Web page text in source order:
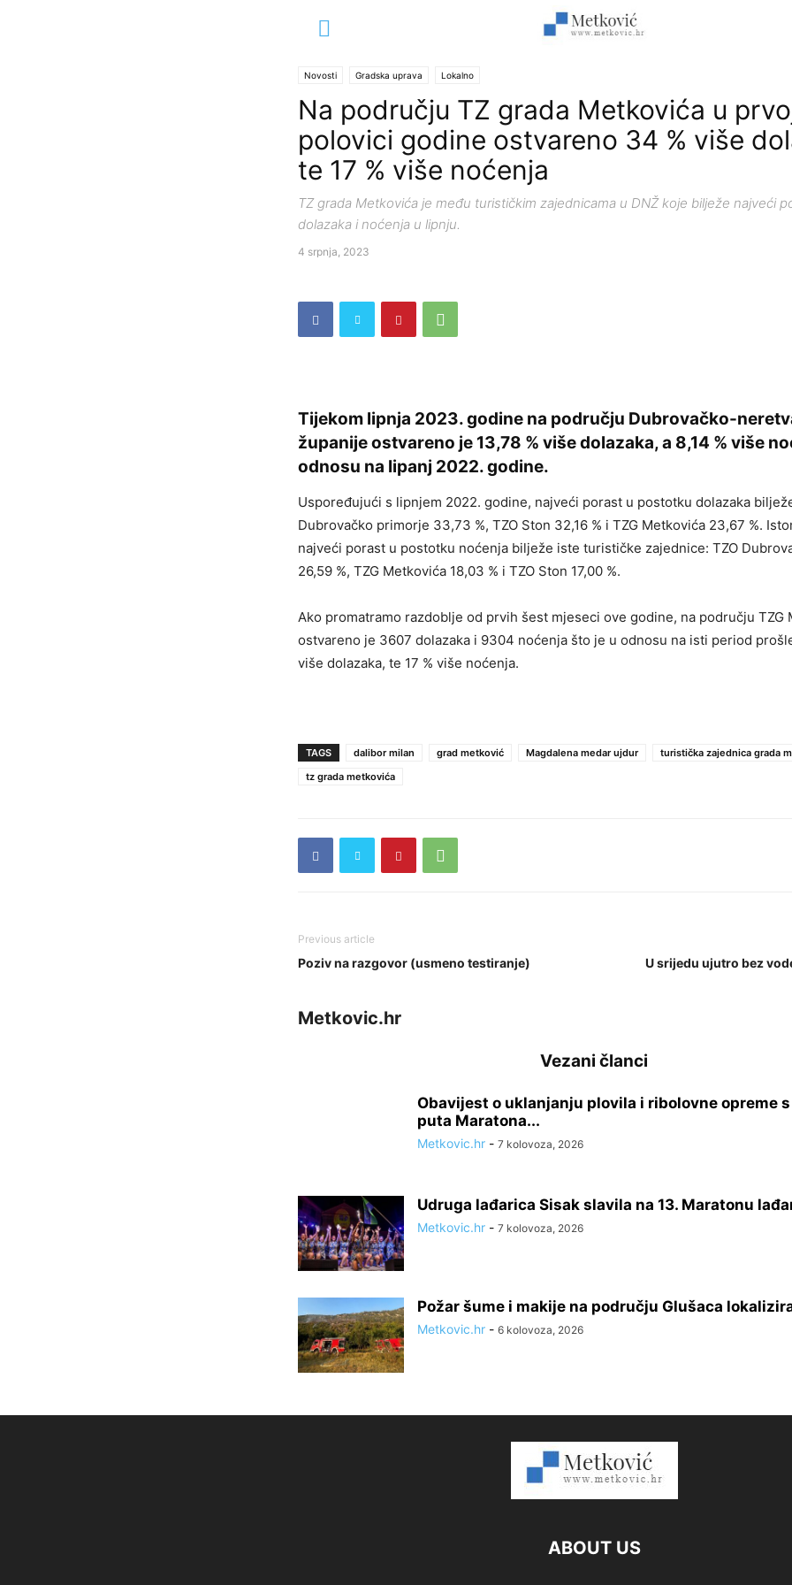
Novosti Gradska uprava Lokalno
Na području TZ grada Metkovića u
polovici godine ostvareno 34 % više
te 17 % više noćenja
TZ grada Metkovića je među turističkim zajednicama u DNŽ koje bilježe najveći
dolazaka i noćenja u lipnju.
4 srpnja, 2023
Tijekom lipnja 2023. godine na području Dubrovačko-
županije ostvareno je 13,78 % više dolazaka, a 8,14 % više
odnosu na lipanj 2022. godine.
Uspoređujući s lipnjem 2022. godine, najveći porast u postotku dolazaka
Dubrovačko primorje 33,73 %, TZO Ston 32,16 % i TZG Metkovića 23,67 %.
najveći porast u postotku noćenja bilježe iste turističke zajednice: TZO
26,59 %, TZG Metkovića 18,03 % i TZO Ston 17,00 %.
Ako promatramo razdoblje od prvih šest mjeseci ove godine, na području TZG
ostvareno je 3607 dolazaka i 9304 noćenja što je u odnosu na isti period
više dolazaka, te 17 % više noćenja.
TAGS dalibor milan grad metković Magdalena medar ujdur
turistička zajednica grada
tz grada metkovića
Previous article
Poziv na razgovor (usmeno testiranje)
U srijedu ujutro bez
Metkovic.hr
Vezani članci
Obavijest o uklanjanju plovila i ribolovne opreme
puta Maratona...
Metkovic.hr - 7 kolovoza, 2026
Udruga lađarica Sisak slavila na 13. Maratonu
Metkovic.hr - 7 kolovoza, 2026
Požar šume i makije na području Glušaca
Metkovic.hr - 6 kolovoza, 2026
ABOUT US